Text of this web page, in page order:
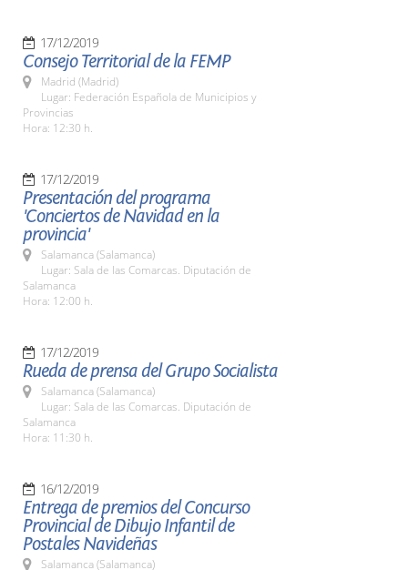
17/12/2019
Consejo Territorial de la FEMP
Madrid (Madrid)
Lugar: Federación Española de Municipios y
Provincias
Hora: 12:30 h.
17/12/2019
Presentación del programa
'Conciertos de Navidad en la
provincia'
Salamanca (Salamanca)
Lugar: Sala de las Comarcas. Diputación de
Salamanca
Hora: 12:00 h.
17/12/2019
Rueda de prensa del Grupo Socialista
Salamanca (Salamanca)
Lugar: Sala de las Comarcas. Diputación de
Salamanca
Hora: 11:30 h.
16/12/2019
Entrega de premios del Concurso
Provincial de Dibujo Infantil de
Postales Navideñas
Salamanca (Salamanca)